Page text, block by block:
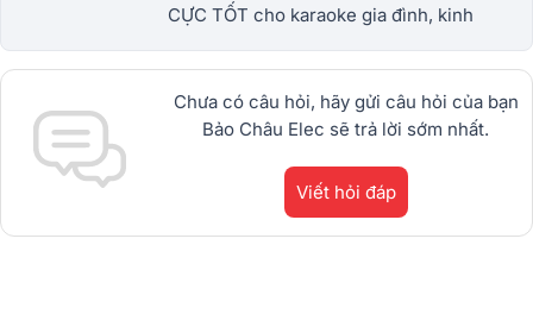
CỰC TỐT cho karaoke gia đình, kinh
hú. Bảo hành dài. Giao nhanh 1h. QUÀ TO
Chưa có câu hỏi, hãy gửi câu hỏi của bạn
Bảo Châu Elec sẽ trả lời sớm nhất.
Viết hỏi đáp